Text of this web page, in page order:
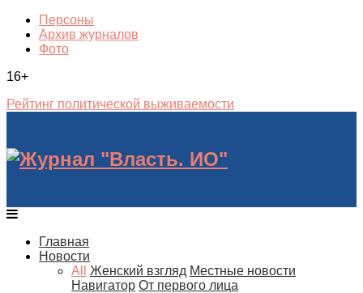
Персоны
Архив журналов
Фото
16+
Рейтинг политической выживаемости
Главная
Новости
All
Женский взгляд Местные новости
Навигатор От первого лица